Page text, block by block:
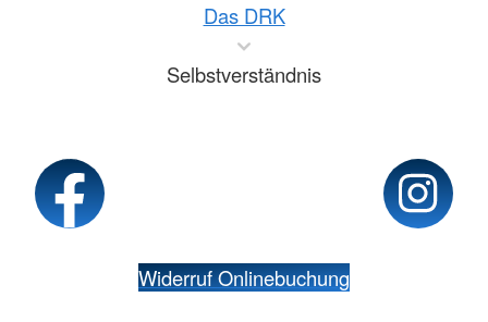
Das DRK
Selbstverständnis
Widerruf Onlinebuchung